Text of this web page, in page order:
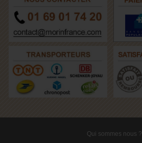
Qui sommes nous ?